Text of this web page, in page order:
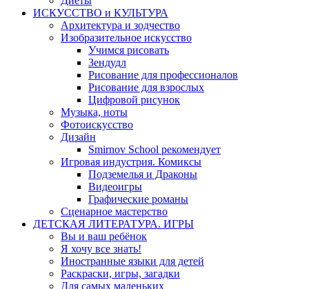
ИСКУССТВО и КУЛЬТУРА
Архитектура и зодчество
Изобразительное искусство
Учимся рисовать
Зендудл
Рисование для профессионалов
Рисование для взрослых
Цифровой рисунок
Музыка, ноты
Фотоискусство
Дизайн
Smirnov School рекомендует
Игровая индустрия. Комиксы
Подземелья и Драконы
Видеоигры
Графические романы
Сценарное мастерство
ДЕТСКАЯ ЛИТЕРАТУРА. ИГРЫ
Вы и ваш ребёнок
Я хочу все знать!
Иностранные языки для детей
Раскраски, игры, загадки
Для самых маленьких